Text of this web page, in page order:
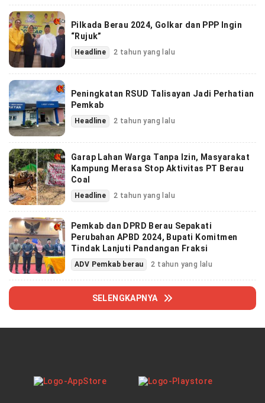
Pilkada Berau 2024, Golkar dan PPP Ingin
“Rujuk”
Headline 2 tahun yang lalu
Peningkatan RSUD Talisayan Jadi Perhatian
Pemkab
Headline 2 tahun yang lalu
Garap Lahan Warga Tanpa Izin, Masyarakat
Kampung Merasa Stop Aktivitas PT Berau
Coal
Headline 2 tahun yang lalu
Pemkab dan DPRD Berau Sepakati
Perubahan APBD 2024, Bupati Komitmen
Tindak Lanjuti Pandangan Fraksi
ADV Pemkab berau 2 tahun yang lalu
SELENGKAPNYA